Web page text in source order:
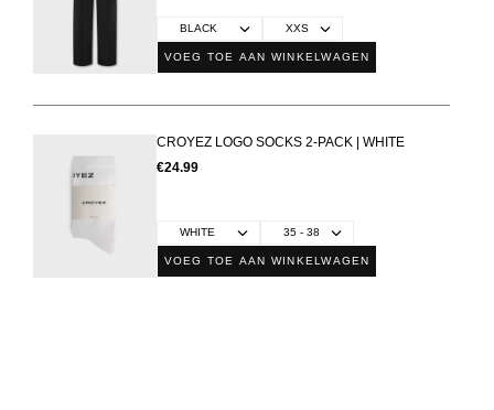
VOEG TOE AAN WINKELWAGEN
CROYEZ LOGO SOCKS 2-PACK | WHITE
€24.99
VOEG TOE AAN WINKELWAGEN